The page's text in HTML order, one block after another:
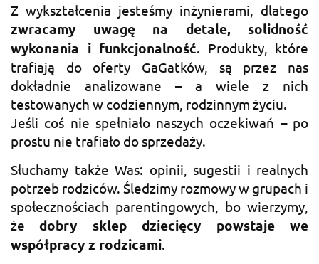
Z wykształcenia jesteśmy inżynierami, dlatego
zwracamy uwagę na detale, solidność
wykonania i funkcjonalność. Produkty, które
trafiają do oferty GaGatków, są przez nas
dokładnie analizowane – a wiele z nich
testowanych w codziennym, rodzinnym życiu.
Jeśli coś nie spełniało naszych oczekiwań – po
prostu nie trafiało do sprzedaży.
Słuchamy także Was: opinii, sugestii i realnych
potrzeb rodziców. Śledzimy rozmowy w grupach i
społecznościach parentingowych, bo wierzymy,
żedobry sklep dziecięcy powstaje we
współpracy z rodzicami.